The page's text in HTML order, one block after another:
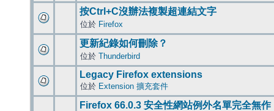
按Ctrl+C沒辦法複製超連結文字
位於 Firefox
更新紀錄如何刪除？
位於 Thunderbird
Legacy Firefox extensions
位於 Extension 擴充套件
Firefox 66.0.3 安全性網站例外名單完全無作